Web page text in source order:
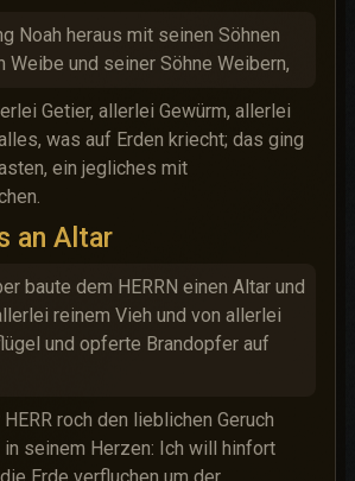
Noah heraus mit seinen Söhnen
Weibe und seiner Söhne Weibern,
Getier, allerlei Gewürm, allerlei
was auf Erden kriecht; das ging
ein jegliches mit
an Altar
baute dem HERRN einen Altar und
reinem Vieh und von allerlei
und opferte Brandopfer auf
roch den lieblichen Geruch
in seinem Herzen: Ich will hinfort